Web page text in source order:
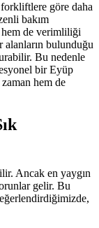
forkliftlere göre daha
bakım
hem de verimliliği
bulunduğu
Bu nedenle
bir Eyüp
hem de
Ancak en yaygın
gelir. Bu